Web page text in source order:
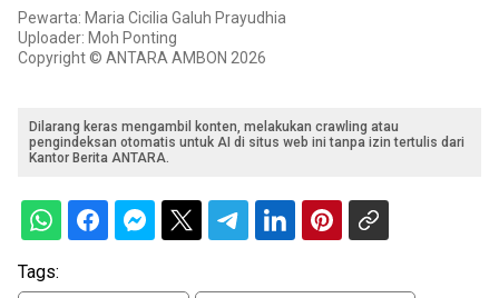
Pewarta: Maria Cicilia Galuh Prayudhia
Uploader: Moh Ponting
Copyright © ANTARA AMBON 2026
Dilarang keras mengambil konten, melakukan crawling atau
pengindeksan otomatis untuk AI di situs web ini tanpa izin tertulis dari
Kantor Berita ANTARA.
Tags: